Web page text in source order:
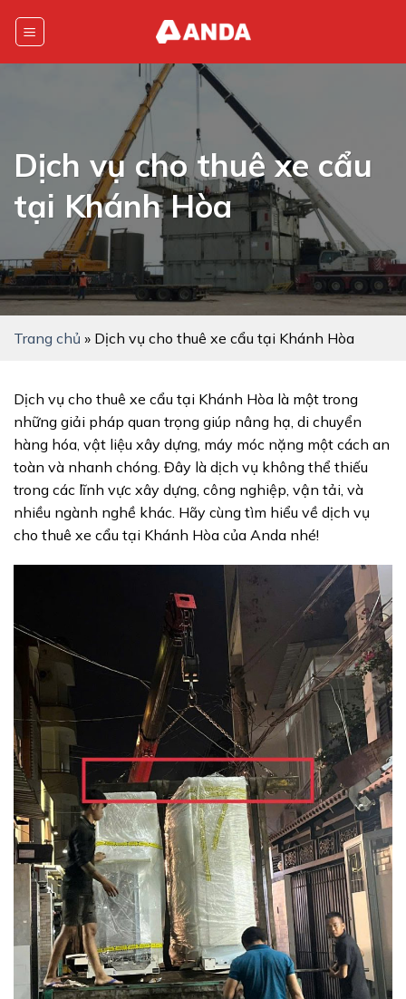
Dịch vụ cho thuê xe cẩu
tại Khánh Hòa
Trang chủ » Dịch vụ cho thuê xe cẩu tại Khánh Hòa
Dịch vụ cho thuê xe cẩu tại Khánh Hòa là một trong
những giải pháp quan trọng giúp nâng hạ, di chuyển
hàng hóa, vật liệu xây dựng, máy móc nặng một cách an
toàn và nhanh chóng. Đây là dịch vụ không thể thiếu
trong các lĩnh vực xây dựng, công nghiệp, vận tải, và
nhiều ngành nghề khác. Hãy cùng tìm hiểu về dịch vụ
cho thuê xe cẩu tại Khánh Hòa của Anda nhé!